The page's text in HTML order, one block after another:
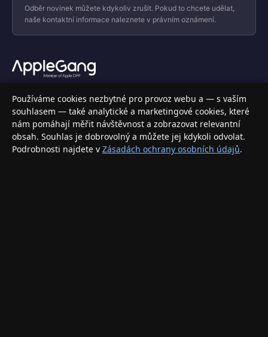
Odběr novinek můžete kdykoliv zrušit. Pokud to chcete udělat,
naše kontaktní informace naleznete v právním oznámení.
Váš specializovaný obchod s Apple produkty, příslušenstvím a
elektronikou. Nakupujte bezpečně a s jistotou.
INFORMACE
Doprava a doručení
Používáme cookies nezbytné pro provoz webu a — s vaším
souhlasem — také analytické a marketingové cookies, které
nám pomáhají měřit návštěvnost a zobrazovat relevantní
obsah. Souhlas je dobrovolný a můžete jej kdykoli odvolat.
Podrobnosti najdete v Zásadách ochrany osobních údajů.